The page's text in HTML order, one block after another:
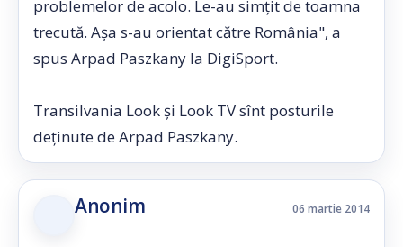
problemelor de acolo. Le-au simţit de toamna
trecută. Aşa s-au orientat către România", a
spus Arpad Paszkany la DigiSport.
Transilvania Look şi Look TV sînt posturile
deţinute de Arpad Paszkany.
Anonim 06 martie 2014